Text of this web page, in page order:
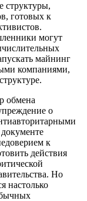
структуры,
готовых к
могут
майнинг
компаниями,
обмена
о
к
действия
Но
настолько